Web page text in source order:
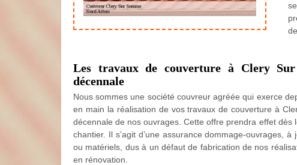
Les travaux de couverture à Clery Sur
décennale
Nous sommes une société couvreur agréée qui exerce
en main la réalisation de vos travaux de couverture à
décennale de nos ouvrages. Cette offre prendra effet dès
chantier. Il s’agit d’une assurance dommage-ouvrages,
ou matériels, dus à un défaut de fabrication de nos
en rénovation.